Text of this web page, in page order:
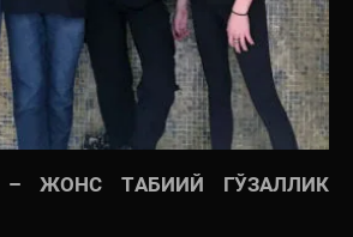
– ЖОНС ТАБИИЙ ГЎЗАЛЛИК